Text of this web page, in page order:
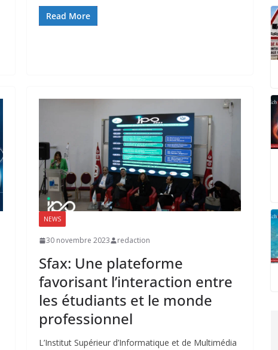
Read More
NEWS
30 novembre 2023 redaction
Sfax: Une plateforme
favorisant l’interaction entre
les étudiants et le monde
professionnel
L’Institut Supérieur d’Informatique et de Multimédia